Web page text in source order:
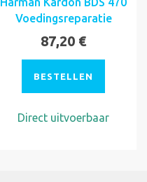
Voedingsreparatie
87,20 €
BESTELLEN
Direct uitvoerbaar